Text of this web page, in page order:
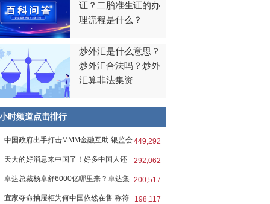
证？二胎准生证的办
理流程是什么？
炒外汇是什么意思？
炒外汇合法吗？炒外
汇算非法集资
时频道点击排行
449,292
中国政府出手打击MMM金融互助 银监会
292,062
天大的好消息来中国了！好多中国人还
200,517
卓达总裁杨卓舒6000亿哪里来？卓达集
198,117
宜家夺命抽屉柜为何中国依然在售 称符